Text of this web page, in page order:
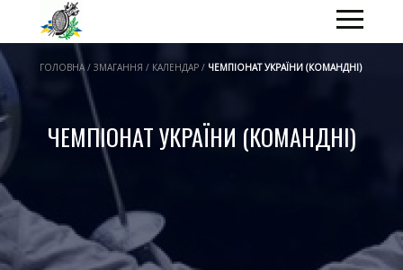
ГОЛОВНА / ЗМАГАННЯ / КАЛЕНДАР / ЧЕМПІОНАТ УКРАЇНИ (КОМАНДНІ)
ЧЕМПІОНАТ УКРАЇНИ (КОМАНДНІ)